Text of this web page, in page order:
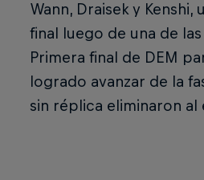
Wann, Draisek y
final luego de una de
Primera final de DEM
logrado avanzar de la
sin réplica eliminaron